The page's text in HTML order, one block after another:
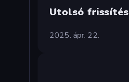
Utolsó frissítés
2025. ápr. 22.